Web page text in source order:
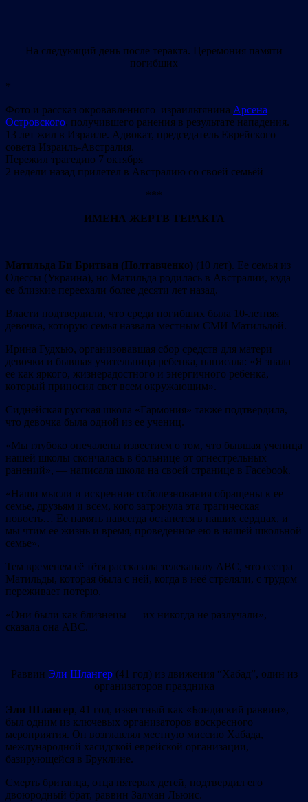
На следующий день после теракта. Церемония памяти
погибших
*
Фото и рассказ окровавленного израильтянина Арсена
Островского, получившего ранения в результате нападения.
13 лет жил в Израиле. Адвокат, председатель Еврейского
совета Израиль-Австралия.
Пережил трагедию 7 октября
2 недели назад прилетел в Австралию со своей семьёй
***
ИМЕНА ЖЕРТВ ТЕРАКТА
Матильда Би Бритван (Полтавченко) (10 лет). Ее семья из
Одессы (Украина), но Матильда родилась в Австралии, куда
ее близкие переехали более десяти лет назад.
Власти подтвердили, что среди погибших была 10-летняя
девочка, которую семья назвала местным СМИ Матильдой.
Ирина Гудхью, организовавшая сбор средств для матери
девочки и бывшая учительница ребенка, написала: «Я знала
ее как яркого, жизнерадостного и энергичного ребенка,
который приносил свет всем окружающим».
Сиднейская русская школа «Гармония» также подтвердила,
что девочка была одной из ее учениц.
«Мы глубоко опечалены известием о том, что бывшая ученица
нашей школы скончалась в больнице от огнестрельных
ранений», — написала школа на своей странице в Facebook.
«Наши мысли и искренние соболезнования обращены к ее
семье, друзьям и всем, кого затронула эта трагическая
новость… Ее память навсегда останется в наших сердцах, и
мы чтим ее жизнь и время, проведенное ею в нашей школьной
семье».
Тем временем её тётя рассказала телеканалу ABC, что сестра
Матильды, которая была с ней, когда в неё стреляли, с трудом
переживает потерю.
«Они были как близнецы — их никогда не разлучали», —
сказала она ABC.
Раввин Эли Шлангер(41 год) из движения “Хабад”, один из
организаторов праздника
Эли Шлангер, 41 год, известный как «Бондиский раввин»,
был одним из ключевых организаторов воскресного
мероприятия. Он возглавлял местную миссию Хабада,
международной хасидской еврейской организации,
базирующейся в Бруклине.
Смерть британца, отца пятерых детей, подтвердил его
двоюродный брат, раввин Залман Льюис.